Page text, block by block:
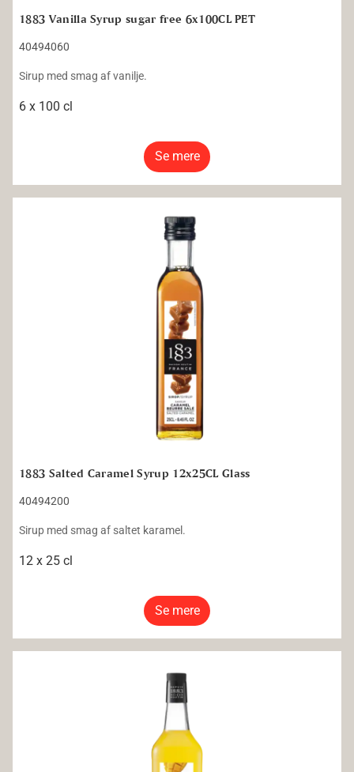
1883 Vanilla Syrup sugar free 6x100CL PET
40494060
Sirup med smag af vanilje.
6 x 100 cl
Se mere
1883 Salted Caramel Syrup 12x25CL Glass
40494200
Sirup med smag af saltet karamel.
12 x 25 cl
Se mere